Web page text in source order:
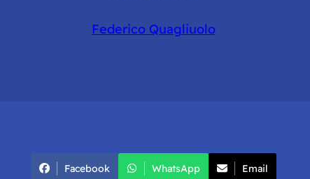
Federico Quagliuolo
Facebook WhatsApp Email